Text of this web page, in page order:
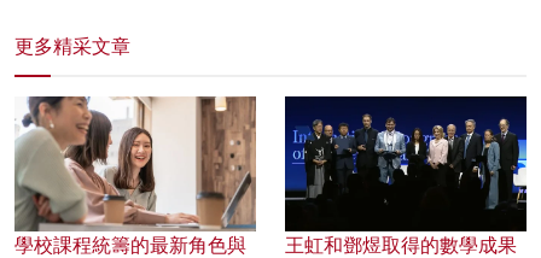
更多精采文章
學校課程統籌的最新角色與
王虹和鄧煜取得的數學成果